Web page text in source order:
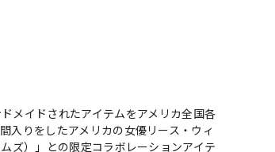
メイドされたアイテムをアメリカ全国各
入りをしたアメリカの女優リース・ウィ
ズ）」との限定コラボレーションアイテ